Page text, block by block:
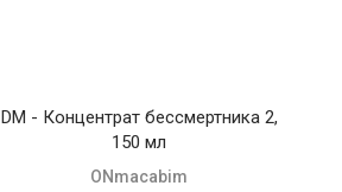
DM - Концентрат бессмертника 2,
150 мл
ONmacabim